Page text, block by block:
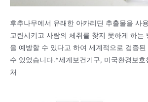
후추나무에서 유래한 아카리딘 추출물을 사
교란시키고 사람의 체취를 찾지 못하게 하는
을 예방할 수 있다고 하여 세계적으로 검증
수 있었습니다.*세계보건기구, 미국환경보호
처